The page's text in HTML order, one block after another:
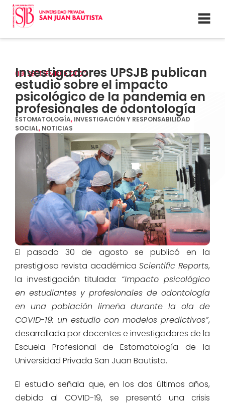
09 SEPTIEMBRE 2022
Investigadores UPSJB publican
estudio sobre el impacto
psicológico de la pandemia en
profesionales de odontología
ESTOMATOLOGÍA, INVESTIGACIÓN Y RESPONSABILIDAD
SOCIAL, NOTICIAS
El pasado 30 de agosto se publicó en la
prestigiosa revista académica Scientific Reports,
la investigación titulada: “Impacto psicológico
en estudiantes y profesionales de odontología
en una población limeña durante la ola de
COVID-19: un estudio con modelos predictivos”,
desarrollada por docentes e investigadores de la
Escuela Profesional de Estomatología de la
Universidad Privada San Juan Bautista.
El estudio señala que, en los dos últimos años,
debido al COVID-19, se presentó una crisis